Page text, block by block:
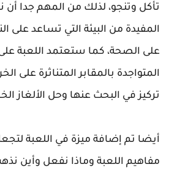
تأكل وتنجو، لذلك من المهم جدا أن
المفيدة من البيئة التي تساعد على
على الصحة، كما ستعتمد اللعبة
المتواجدة بالمقابر المتناثرة على
تركيز في البحث عنها وحل الألغاز
أيضا تم إضافة ميزة في اللعبة
مفاهيم اللعبة وماذا نفعل وأين